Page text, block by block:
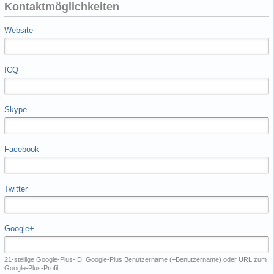
Kontaktmöglichkeiten
Website
ICQ
Skype
Facebook
Twitter
Google+
21-stellige Google-Plus-ID, Google-Plus Benutzername (+Benutzername) oder URL zum
Google-Plus-Profil